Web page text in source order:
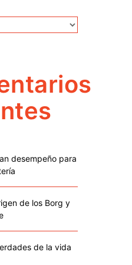
desempeño para
de los Borg y
de la vida